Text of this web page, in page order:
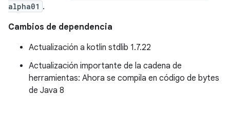
alpha01 .
Cambios de dependencia
Actualización a kotlin stdlib 1.7.22
Actualización importante de la cadena de
herramientas: Ahora se compila en código de bytes
de Java 8